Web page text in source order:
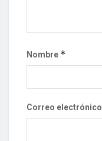
Nombre *
Correo electrónico